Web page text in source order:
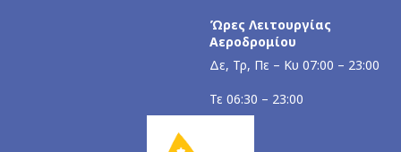
Ώρες Λειτουργίας
Αεροδρομίου
Δε, Τρ, Πε – Κυ 07:00 – 23:00
Τε 06:30 – 23:00